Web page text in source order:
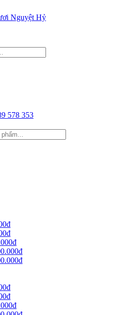
578 353